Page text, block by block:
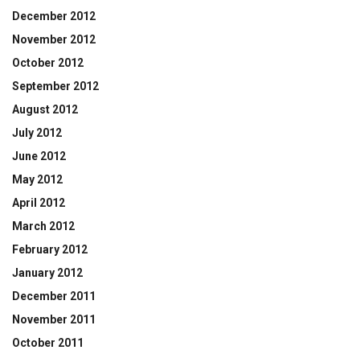
December 2012
November 2012
October 2012
September 2012
August 2012
July 2012
June 2012
May 2012
April 2012
March 2012
February 2012
January 2012
December 2011
November 2011
October 2011